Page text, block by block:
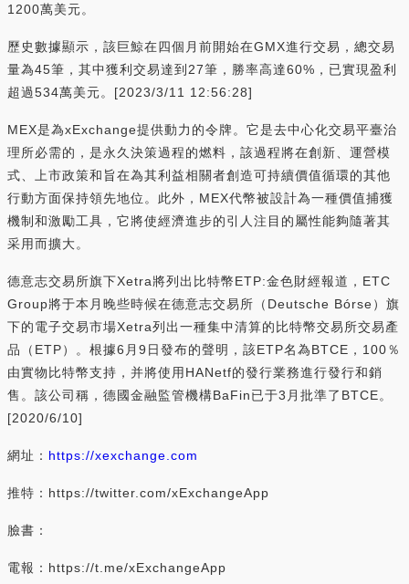
1200萬美元。
歷史數據顯示，該巨鯨在四個月前開始在GMX進行交易，總交易
量為45筆，其中獲利交易達到27筆，勝率高達60%，已實現盈利
超過534萬美元。[2023/3/11 12:56:28]
MEX是為xExchange提供動力的令牌。它是去中心化交易平臺治
理所必需的，是永久決策過程的燃料，該過程將在創新、運營模
式、上市政策和旨在為其利益相關者創造可持續價值循環的其他
行動方面保持領先地位。此外，MEX代幣被設計為一種價值捕獲
機制和激勵工具，它將使經濟進步的引人注目的屬性能夠隨著其
采用而擴大。
德意志交易所旗下Xetra將列出比特幣ETP:金色財經報道，ETC
Group將于本月晚些時候在德意志交易所（Deutsche Bórse）旗
下的電子交易市場Xetra列出一種集中清算的比特幣交易所交易產
品（ETP）。根據6月9日發布的聲明，該ETP名為BTCE，100％
由實物比特幣支持，并將使用HANetf的發行業務進行發行和銷
售。該公司稱，德國金融監管機構BaFin已于3月批準了BTCE。
[2020/6/10]
網址： https://xexchange.com
推特：https://twitter.com/xExchangeApp
臉書：
電報：https://t.me/xExchangeApp